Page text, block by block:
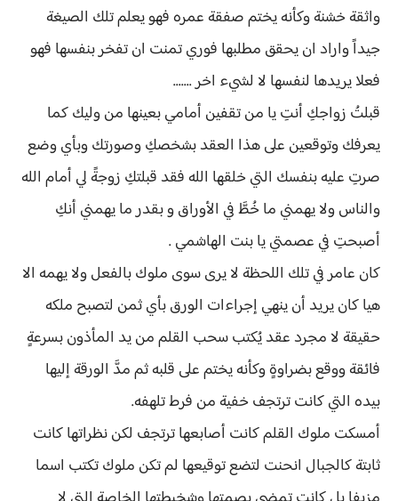
واثقة خشنة وكأنه يختم صفقة عمره فهو يعلم تلك الصيغة
جيداً واراد ان يحقق مطلبها فوري تمنت ان تفخر بنفسها فهو
فعلا يريدها لنفسها لا لشيء اخر .......
قبلتُ زواجكِ أنتِ يا من تقفين أمامي بعينها من وليك كما
يعرفك وتوقعين على هذا العقد بشخصكِ وصورتك وبأي وضع
صرتِ عليه بنفسك التي خلقها الله فقد قبلتكِ زوجةً لي أمام الله
والناس ولا يهمني ما خُطَّ في الأوراق و بقدر ما يهمني أنكِ
أصبحتِ في عصمتي يا بنت الهاشمي .
كان عامر في تلك اللحظة لا يرى سوى ملوك بالفعل ولا يهمه الا
هيا كان يريد أن ينهي إجراءات الورق بأي ثمن لتصبح ملكه
حقيقة لا مجرد عقد يُكتب سحب القلم من يد المأذون بسرعةٍ
فائقة ووقع بضراوةٍ وكأنه يختم على قلبه ثم مدَّ الورقة إليها
بيده التي كانت ترتجف خفية من فرط تلهفه.
أمسكت ملوك القلم كانت أصابعها ترتجف لكن نظراتها كانت
ثابتة كالجبال انحنت لتضع توقيعها لم تكن ملوك تكتب اسما